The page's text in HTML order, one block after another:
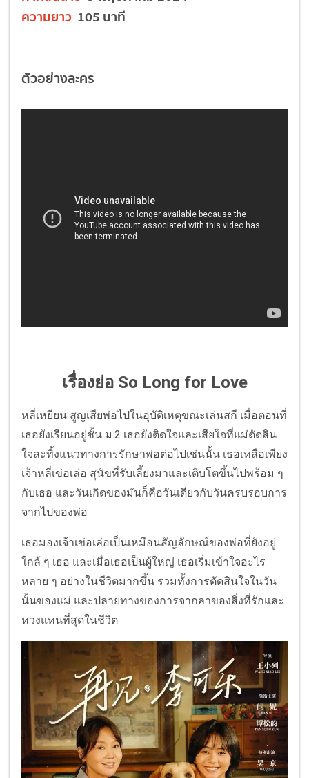
ความยาว 105 นาที
ตัวอย่างละคร
เรื่องย่อ So Long for Love
หลี่เหยียน สูญเสียพ่อไปในอุบัติเหตุขณะเล่นสกี เมื่อตอนที่
เธอยังเรียนอยู่ชั้น ม.2 เธอยังติดใจและเสียใจที่แม่ตัดสิน
ใจละทิ้งแนวทางการรักษาพ่อต่อไปเช่นนั้น เธอเหลือเพียง
เจ้าหลี่เข่อเล่อ สุนัขที่รับเลี้ยงมาและเติบโตขึ้นไปพร้อม ๆ
กับเธอ และวันเกิดของมันก็คือวันเดียวกับวันครบรอบการ
จากไปของพ่อ
เธอมองเจ้าเข่อเล่อเป็นเหมือนสัญลักษณ์ของพ่อที่ยังอยู่
ใกล้ ๆ เธอ และเมื่อเธอเป็นผู้ใหญ่ เธอเริ่มเข้าใจอะไร
หลาย ๆ อย่างในชีวิตมากขึ้น รวมทั้งการตัดสินใจในวัน
นั้นของแม่ และปลายทางของการจากลาของสิ่งที่รักและ
หวงแหนที่สุดในชีวิต